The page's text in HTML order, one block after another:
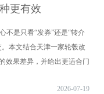
更有效
不是只看“发券”还是“转介
本文结合天津一家轮毂改
效果差异，并给出更适合门
2026-07-19